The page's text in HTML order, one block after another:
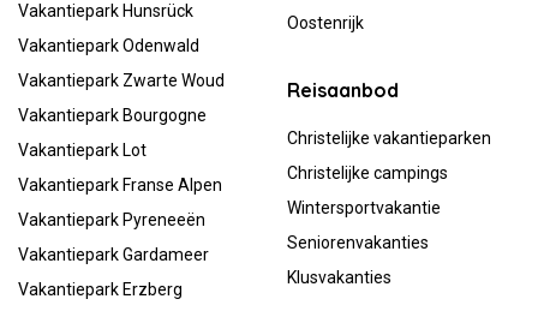
Vakantiepark Hunsrück
Vakantiepark Odenwald
Vakantiepark Zwarte Woud
Vakantiepark Bourgogne
Vakantiepark Lot
Vakantiepark Franse Alpen
Vakantiepark Pyreneeën
Vakantiepark Gardameer
Vakantiepark Erzberg
Oostenrijk
Reisaanbod
Christelijke vakantieparken
Christelijke campings
Wintersportvakantie
Seniorenvakanties
Klusvakanties